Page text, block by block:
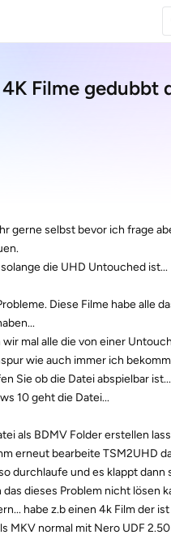
Filme gedubbt
gerne selbst bevor ich frage
die UHD Untouched ist...
Diese Filme habe alle
mal alle die von einer
wie auch immer ich
Sie ob die Datei abspielbar
10 geht die Datei...
als BDMV Folder erstellen
erneut bearbeite TSM2UHD
durchlaufe und es klappt dann
dieses Problem nicht lösen
habe z.b einen 4k Film der
MKV normal mit Nero UDF